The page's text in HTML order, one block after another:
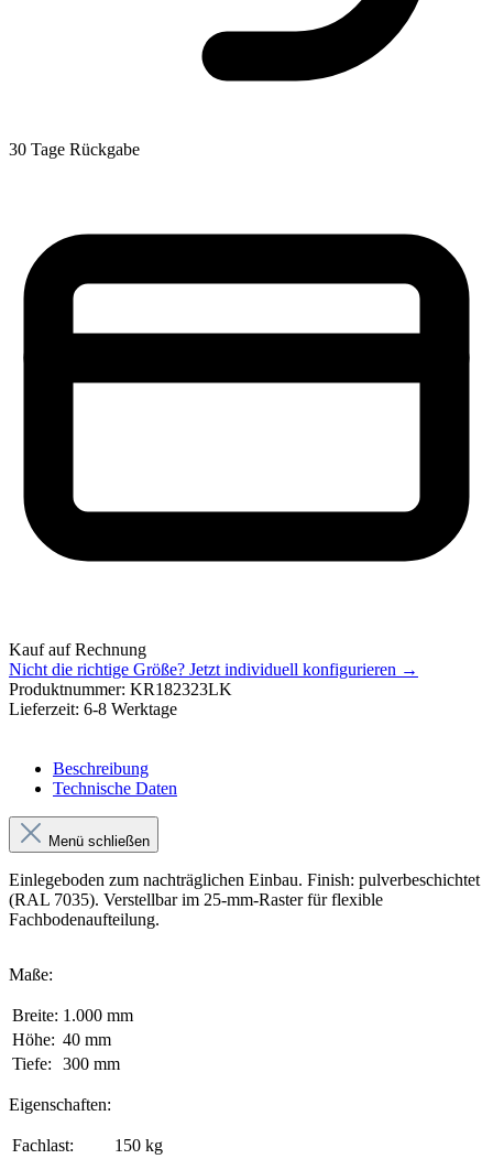
30 Tage Rückgabe
Kauf auf Rechnung
Nicht die richtige Größe? Jetzt individuell konfigurieren →
Produktnummer: KR182323LK
Lieferzeit: 6-8 Werktage
Beschreibung
Technische Daten
Menü schließen
Einlegeboden zum nachträglichen Einbau. Finish: pulverbeschichtet
(RAL 7035). Verstellbar im 25-mm-Raster für flexible
Fachbodenaufteilung.
Maße:
Breite: 1.000 mm
Höhe: 40 mm
Tiefe:
300 mm
Eigenschaften:
Fachlast: 150 kg